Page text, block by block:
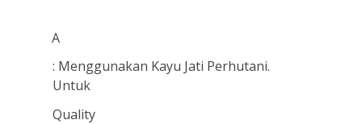
A
: Menggunakan Kayu Jati Perhutani.
Untuk
Quality